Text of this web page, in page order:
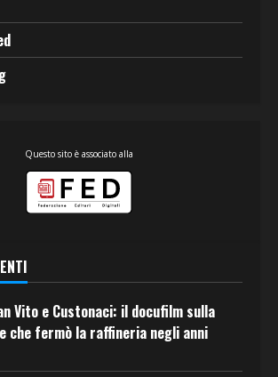
Questo sito è associato alla
Vito e Custonaci: il docufilm sulla
che fermò la raffineria negli anni